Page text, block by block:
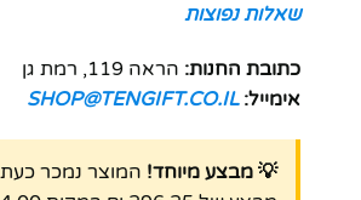
שאלות נפוצות
כתובת החנות: הראה 119, רמת גן
אימייל: SHOP@TENGIFT.CO.IL
💡 מבצע מיוחד! המוצר נמכר